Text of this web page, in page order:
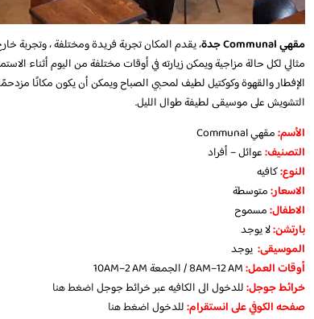
مقهي Communal جدة
، يقدم المكان تجربة فريدة ومختلفة ، وتجربة
مثالي لكل حالة مزاجية ويمكن زيارته في أوقات مختلفة من اليوم أثناء
التشويش على موسيقى لطيفة طوال الليل.
الأسم:مقهي Communal
التصنيف:عوائل – أفراد
النوع:كافيه
الاسعار:متوسطة
الاطفال:مسموح
بارتشن:لا يوجد
الموسيقى: يوجد
‏أوقات العمل:8AM–12 AM / الجمعة 10AM–2 AM
خرائط جوجل:للدخول الى الكافيه عبر خرائط جوجلاضغط هنا
صفحه الكوفي على انستقرام:للدخولاضغط هنا